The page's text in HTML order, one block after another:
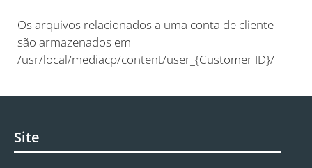
Os arquivos relacionados a uma conta de cliente
são armazenados em
/usr/local/mediacp/content/user_{Customer ID}/
Site